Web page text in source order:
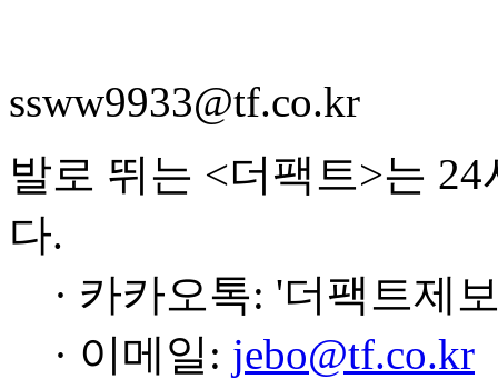
ssww9933@tf.co.kr
발로 뛰는 <더팩트>는
다.
· 카카오톡: '더팩트제
· 이메일: jebo@tf.co.kr